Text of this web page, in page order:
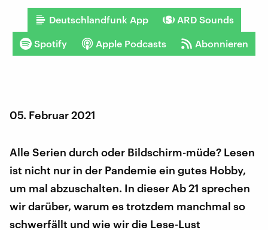
Deutschlandfunk App ARD Sounds
Spotify Apple Podcasts Abonnieren
05. Februar 2021
Alle Serien durch oder Bildschirm-müde? Lesen
ist nicht nur in der Pandemie ein gutes Hobby,
um mal abzuschalten. In dieser Ab 21 sprechen
wir darüber, warum es trotzdem manchmal so
schwerfällt und wie wir die Lese-Lust